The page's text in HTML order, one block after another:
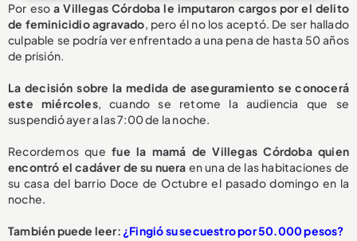
Por esoa Villegas Córdoba le imputaron cargos por el delito
de feminicidio agravado, pero él no los aceptó. De ser hallado
culpable se podría ver enfrentado a una pena de hasta 50 años
de prisión.
La decisión sobre la medida de aseguramiento se conocerá
este miércoles, cuando se retome la audiencia que se
suspendió ayer a las 7:00 de la noche.
Recordemos quefue la mamá de Villegas Córdoba quien
encontró el cadáver de su nuera en una de las habitaciones de
su casa del barrio Doce de Octubre el pasado domingo en la
noche.
También puede leer: ¿Fingió su secuestro por 50.000 pesos?